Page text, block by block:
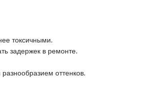
токсичными.
задержек в ремонте.
оттенков.